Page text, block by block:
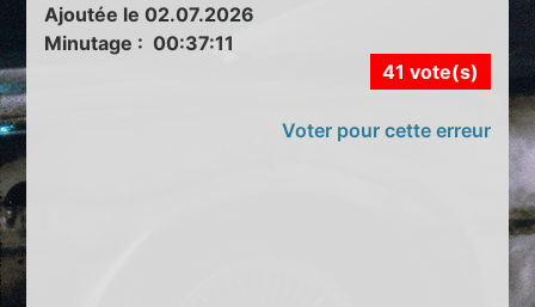
Ajoutée le 02.07.2026
Minutage : 00:37:11
41 vote(s)
Voter pour cette erreur